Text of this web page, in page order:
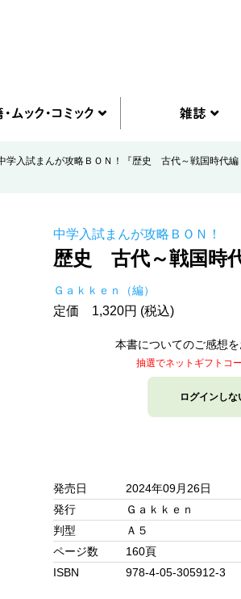
学入試まんが攻略ＢＯＮ！『歴史 古代～戦国時代
中学入試まんが攻略ＢＯＮ！
歴史 古代～戦国時
Ｇａｋｋｅｎ（編）
定価 1,320円 (税込)
本書についてのご感想を
抽選でネットギフトコ
ログインしな
発売日
2024年09月26日
発行
Ｇａｋｋｅｎ
判型
Ａ５
ページ数
160頁
ISBN
978-4-05-305912-3